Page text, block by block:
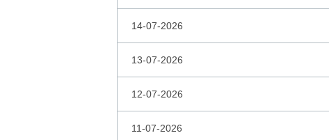
14-07-2026
13-07-2026
12-07-2026
11-07-2026